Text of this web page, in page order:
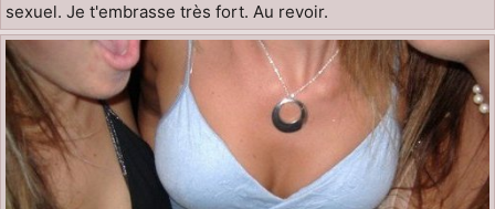
sexuel. Je t'embrasse très fort. Au revoir.